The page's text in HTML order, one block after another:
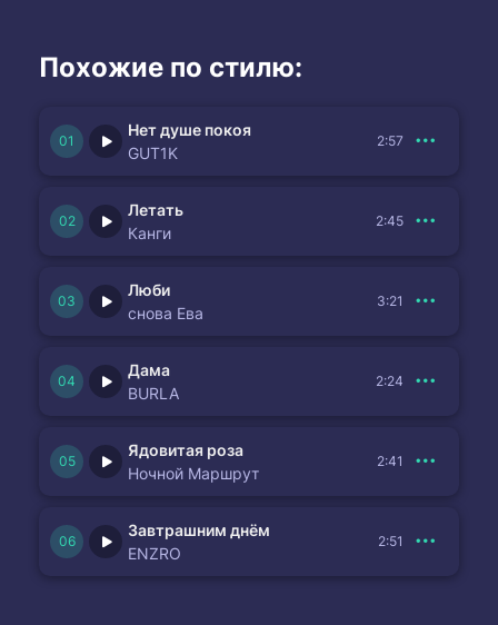
Похожие по стилю:
Нет душе покоя
GUT1K
2:57
Летать
Канги
2:45
Люби
снова Ева
3:21
Дама
BURLA
2:24
Ядовитая роза
Ночной Маршрут
2:41
Завтрашним днём
ENZRO
2:51